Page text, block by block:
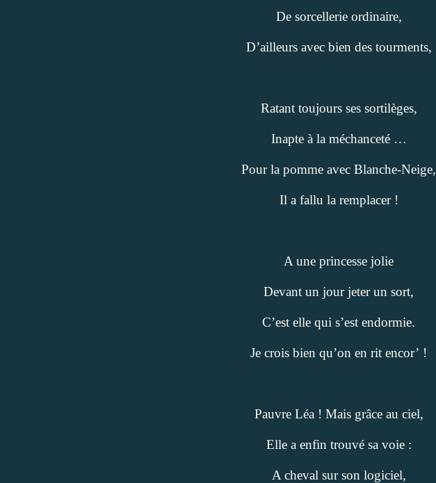
De sorcellerie ordinaire,
D’ailleurs avec bien des tourments,
Ratant toujours ses sortilèges,
Inapte à la méchanceté …
Pour la pomme avec Blanche-Neige,
Il a fallu la remplacer !
A une princesse jolie
Devant un jour jeter un sort,
C’est elle qui s’est endormie.
Je crois bien qu’on en rit encor’ !
Pauvre Léa ! Mais grâce au ciel,
Elle a enfin trouvé sa voie :
A cheval sur son logiciel,